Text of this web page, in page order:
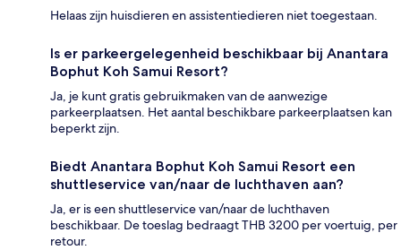
Helaas zijn huisdieren en assistentiedieren niet toegestaan.
Is er parkeergelegenheid beschikbaar bij Anantara
Bophut Koh Samui Resort?
Ja, je kunt gratis gebruikmaken van de aanwezige
parkeerplaatsen. Het aantal beschikbare parkeerplaatsen kan
beperkt zijn.
Biedt Anantara Bophut Koh Samui Resort een
shuttleservice van/naar de luchthaven aan?
Ja, er is een shuttleservice van/naar de luchthaven
beschikbaar. De toeslag bedraagt THB 3200 per voertuig, per
retour.